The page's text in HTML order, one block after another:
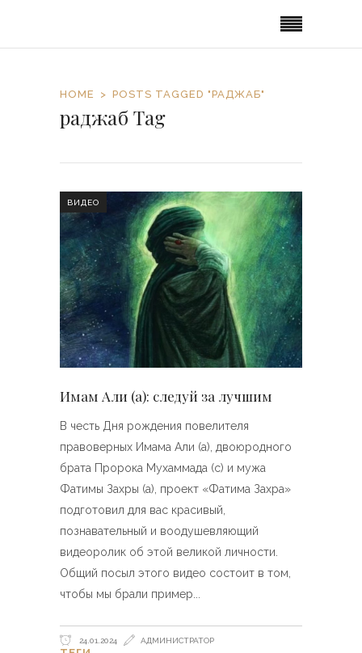
HOME POSTS TAGGED "РАДЖАБ"
раджаб Tag
ВИДЕО
Имам Али (а): следуй за лучшим
В честь Дня рождения повелителя
правоверных Имама Али (а), двоюродного
брата Пророка Мухаммада (с) и мужа
Фатимы Захры (а), проект «Фатима Захра»
подготовил для вас красивый,
познавательный и воодушевляющий
видеоролик об этой великой личности.
Общий посыл этого видео состоит в том,
чтобы мы брали пример
24.01.2024 АДМИНИСТРАТОР